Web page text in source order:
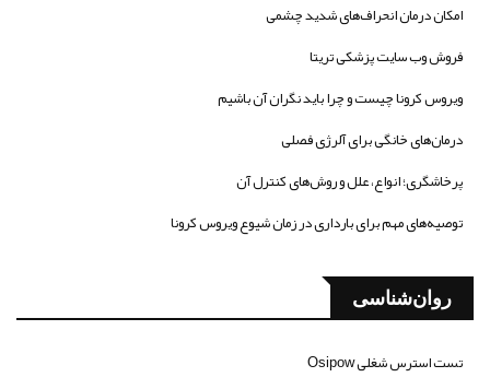
امکان درمان انحراف‌های شدید چشمی
فروش وب سایت پزشکی تریتا
ویروس کرونا چیست و چرا باید نگران آن باشیم
درمان‌های خانگی برای آلرژی فصلی
پرخاشگری؛ انواع، علل و روش‌های کنترل آن
توصیه‌های مهم برای بارداری در زمان شیوع ویروس کرونا
روان‌شناسی
تست استرس شغلی Osipow